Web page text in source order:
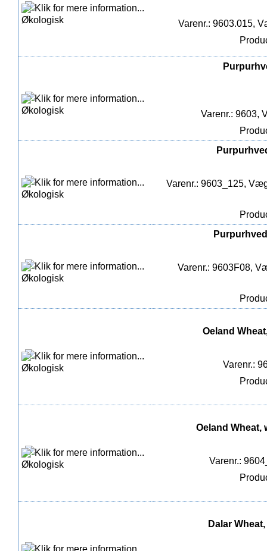
Varenr.: 9603.015,
Varenr.: 9603,
Varenr.: 9603_125,
Varenr.: 9603F08,
Oeland
Varenr.:
Oeland Wheat,
Varenr.:
Dalar